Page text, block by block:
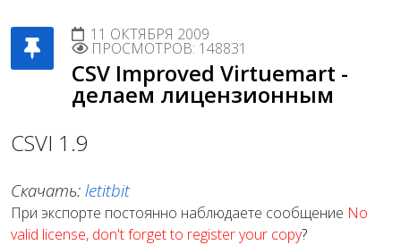
11 ОКТЯБРЯ 2009
ПРОСМОТРОВ: 148831
CSV Improved Virtuemart -
делаем лицензионным
CSVI 1.9
Скачать: letitbit
При экспорте постоянно наблюдаете сообщение No
valid license, don't forget to register your copy?